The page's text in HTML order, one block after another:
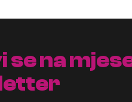
se na